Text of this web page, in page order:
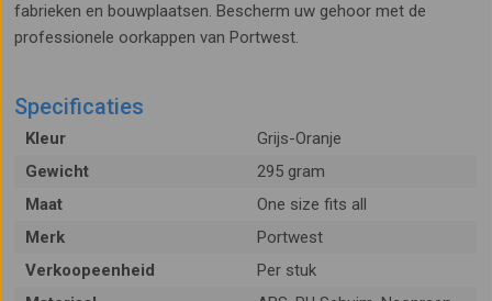
fabrieken en bouwplaatsen. Bescherm uw gehoor met de
professionele oorkappen van Portwest.
Specificaties
Kleur
Grijs-Oranje
Gewicht
295 gram
Maat
One size fits all
Merk
Portwest
Verkoopeenheid
Per stuk